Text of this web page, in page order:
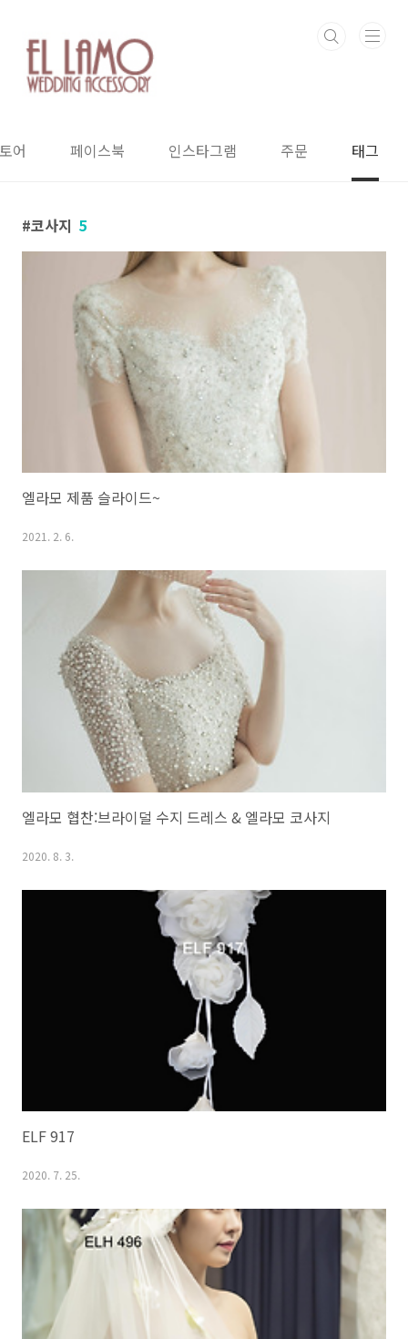
어 페이스북 인스타그램 주문 태그
코사지 5
엘라모 제품 슬라이드~
2021. 2. 6.
엘라모 협찬:브라이덜 수지 드레스 & 엘라모 코사지
2020. 8. 3.
ELF 917
2020. 7. 25.